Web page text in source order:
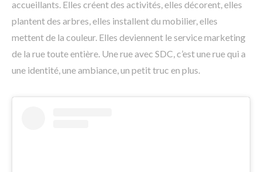
accueillants. Elles créent des activités, elles décorent, elles
plantent des arbres, elles installent du mobilier, elles
mettent de la couleur. Elles deviennent le service marketing
de la rue toute entière. Une rue avec SDC, c’est une rue qui a
une identité, une ambiance, un petit truc en plus.